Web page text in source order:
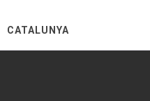
CATALUNYA